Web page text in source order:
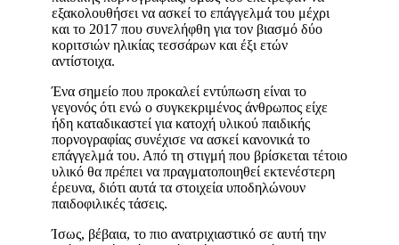
εξακολουθήσει να ασκεί το επάγγελμά του μέχρι
και το 2017 που συνελήφθη για τον βιασμό δύο
κοριτσιών ηλικίας τεσσάρων και έξι ετών
αντίστοιχα.
Ένα σημείο που προκαλεί εντύπωση είναι το
γεγονός ότι ενώ ο συγκεκριμένος άνθρωπος είχε
ήδη καταδικαστεί για κατοχή υλικού παιδικής
πορνογραφίας συνέχισε να ασκεί κανονικά το
επάγγελμά του. Από τη στιγμή που βρίσκεται τέτοιο
υλικό θα πρέπει να πραγματοποιηθεί εκτενέστερη
έρευνα, διότι αυτά τα στοιχεία υποδηλώνουν
παιδοφιλικές τάσεις.
Ίσως, βέβαια, το πιο ανατριχιαστικό σε αυτή την